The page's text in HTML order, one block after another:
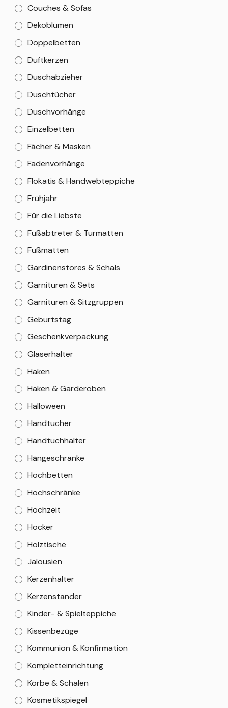
Couches & Sofas
Dekoblumen
Doppelbetten
Duftkerzen
Duschabzieher
Duschtücher
Duschvorhänge
Einzelbetten
Fächer & Masken
Fadenvorhänge
Flokatis & Handwebteppiche
Frühjahr
Für die Liebste
Fußabtreter & Türmatten
Fußmatten
Gardinenstores & Schals
Garnituren & Sets
Garnituren & Sitzgruppen
Geburtstag
Geschenkverpackung
Gläserhalter
Haken
Haken & Garderoben
Halloween
Handtücher
Handtuchhalter
Hängeschränke
Hochbetten
Hochschränke
Hochzeit
Hocker
Holztische
Jalousien
Kerzenhalter
Kerzenständer
Kinder- & Spielteppiche
Kissenbezüge
Kommunion & Konfirmation
Kompletteinrichtung
Körbe & Schalen
Kosmetikspiegel